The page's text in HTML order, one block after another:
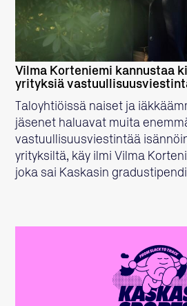
Vilma Korteniemi kannustaa
yrityksiä
Taloyhtiöissä naiset ja
jäsenet haluavat muita
vastuullisuusviestintää
yrityksiltä, käy ilmi Vilma
joka sai Kaskasin